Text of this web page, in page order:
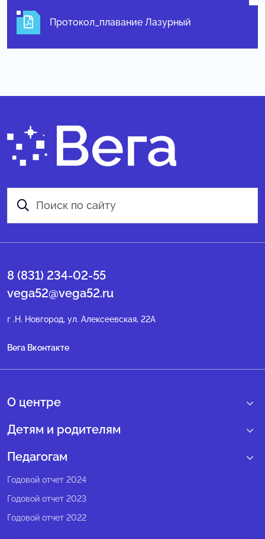
Протокол_плавание Лазурный
8 (831) 234-02-55
vega52@vega52.ru
г .Н. Новгород, ул. Алексеевская, 22А
Вега Вконтакте
О центре
О нас
Структура регионального центра
Педагогический состав
Попечительский совет
Экспертный совет
Детям и родителям
Учебные интенсивные сборы
Педагогам
Программы Веги
Программы Сириус
Методические рекомендации
Годовой отчет 2024
Годовой отчет 2023
Годовой отчет 2022